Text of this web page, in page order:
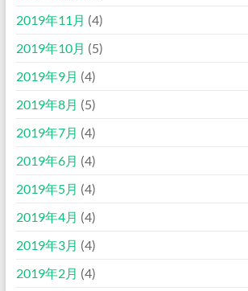
2019年11月 (4)
2019年10月 (5)
2019年9月 (4)
2019年8月 (5)
2019年7月 (4)
2019年6月 (4)
2019年5月 (4)
2019年4月 (4)
2019年3月 (4)
2019年2月 (4)